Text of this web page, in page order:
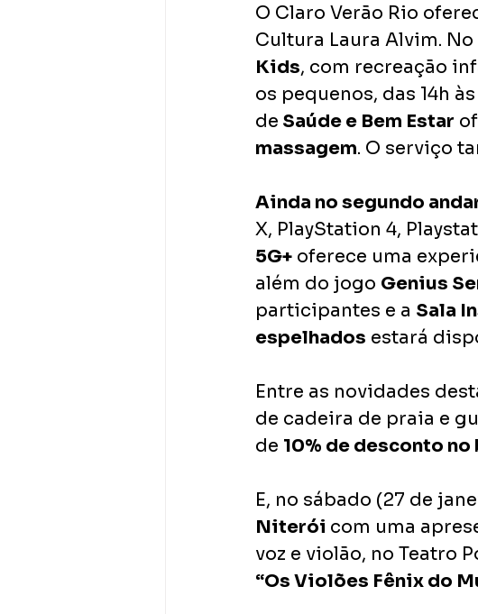
O Claro Verão Rio
Cultura Laura Alvim.
Kids, com recreação
os pequenos, das 14h
de Saúde e Bem Estar
massagem. O serviço
Ainda no segundo
X, PlayStation 4,
5G+ oferece uma
além do jogo Genius
participantes e a Sala
espelhados estará
Entre as novidades
de cadeira de praia e
de 10% de desconto no
E, no sábado (27 de
Niterói com uma
voz e violão, no Teatro
“Os Violões Fênix do